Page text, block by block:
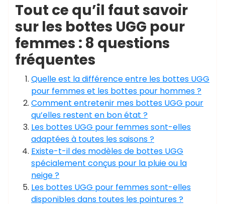
Tout ce qu’il faut savoir
sur les bottes UGG pour
femmes : 8 questions
fréquentes
Quelle est la différence entre les bottes UGG
pour femmes et les bottes pour hommes ?
Comment entretenir mes bottes UGG pour
qu’elles restent en bon état ?
Les bottes UGG pour femmes sont-elles
adaptées à toutes les saisons ?
Existe-t-il des modèles de bottes UGG
spécialement conçus pour la pluie ou la
neige ?
Les bottes UGG pour femmes sont-elles
disponibles dans toutes les pointures ?